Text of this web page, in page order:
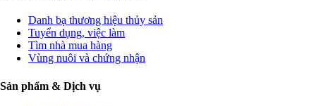
Danh bạ thương hiệu thủy sản
Tuyển dụng, việc làm
Tìm nhà mua hàng
Vùng nuôi và chứng nhận
Sản phẩm & Dịch vụ